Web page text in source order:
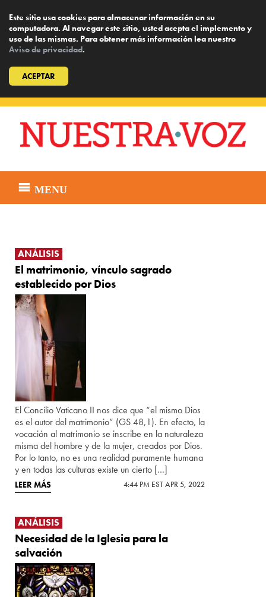
Este sitio usa cookies para almacenar información en su
computadora. Al navegar este sitio, usted acepta el implemento y
uso de las mismas. Para obtener más información lea nuestro
Aviso de privacidad.
ACEPTAR
content
MENU
ANÁLISIS
El matrimonio, vínculo sagrado
establecido por Dios
El Concilio Vaticano II nos dice que “el mismo Dios
es el autor del matrimonio” (GS 48,1). En efecto, la
vocación al matrimonio se inscribe en la naturaleza
misma del hombre y de la mujer, creados por Dios.
Por lo tanto, no es una realidad puramente humana
y en todas las culturas existe un cierto […]
LEER MÁS 4:44 PM EST APR 5, 2022
ANÁLISIS
Necesidad de la Iglesia para la
salvación